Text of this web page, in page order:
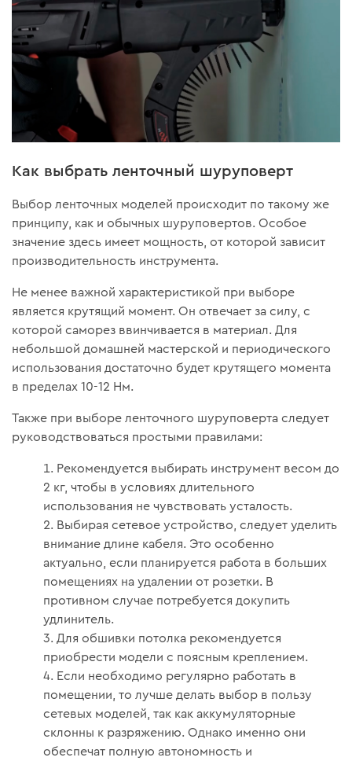
Как выбрать ленточный шуруповерт
Выбор ленточных моделей происходит по такому же
принципу, как и обычных шуруповертов. Особое
значение здесь имеет мощность, от которой зависит
производительность инструмента.
Не менее важной характеристикой при выборе
является крутящий момент. Он отвечает за силу, с
которой саморез ввинчивается в материал. Для
небольшой домашней мастерской и периодического
использования достаточно будет крутящего момента
в пределах 10-12 Нм.
Также при выборе ленточного шуруповерта следует
руководствоваться простыми правилами:
Рекомендуется выбирать инструмент весом до
2 кг, чтобы в условиях длительного
использования не чувствовать усталость.
Выбирая сетевое устройство, следует уделить
внимание длине кабеля. Это особенно
актуально, если планируется работа в больших
помещениях на удалении от розетки. В
противном случае потребуется докупить
удлинитель.
Для обшивки потолка рекомендуется
приобрести модели с поясным креплением.
Если необходимо регулярно работать в
помещении, то лучше делать выбор в пользу
сетевых моделей, так как аккумуляторные
склонны к разряжению. Однако именно они
обеспечат полную автономность и